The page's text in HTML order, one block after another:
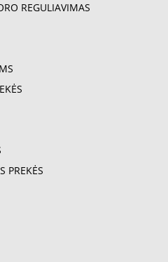
REGULIAVIMAS
PREKĖS